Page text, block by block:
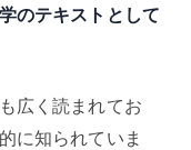
のテキストとして
広く読まれてお
に知られていま